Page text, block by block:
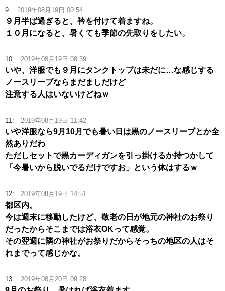
9: 2019年08月19日 00:54
９月半ば過ぎると、衿を付けて着ますね。
１０月になると、暑くても季節の先取りをしたい。
10: 2019年08月19日 08:39
いや、洋服でも９月にタンクトップは未だに…な感じする
ノースリーブならまだましだけど
注意する人はいないけどねｗ
11: 2019年08月19日 11:42
いや洋服なら9月10月でも暑い日は黒のノースリーブとか全
然ありだわ
ただしセットで黒カーディガンを引っ掛けるか持つかして
「今暑いから脱いでるだけですお」という体はするｗ
12: 2019年08月19日 14:51
都区内。
今は週末に移動したけど、敬老の日が地元の神社のお祭り
だったからそこまでは浴衣OKって感覚。
その翌週に隣の神社がお祭りだからそっちの地区の人はそ
れまでって感じかな。
13: 2019年08月20日 09:28